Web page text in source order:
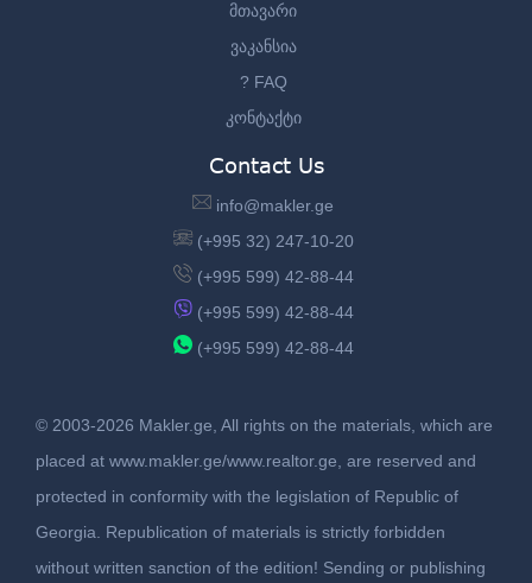
მთავარი
ვაკანსია
? FAQ
კონტაქტი
Contact Us
info@makler.ge
(+995 32) 247-10-20
(+995 599) 42-88-44
(+995 599) 42-88-44
(+995 599) 42-88-44
© 2003-2026 Makler.ge, All rights on the materials, which are
placed at www.makler.ge/www.realtor.ge, are reserved and
protected in conformity with the legislation of Republic of
Georgia. Republication of materials is strictly forbidden
without written sanction of the edition! Sending or publishing